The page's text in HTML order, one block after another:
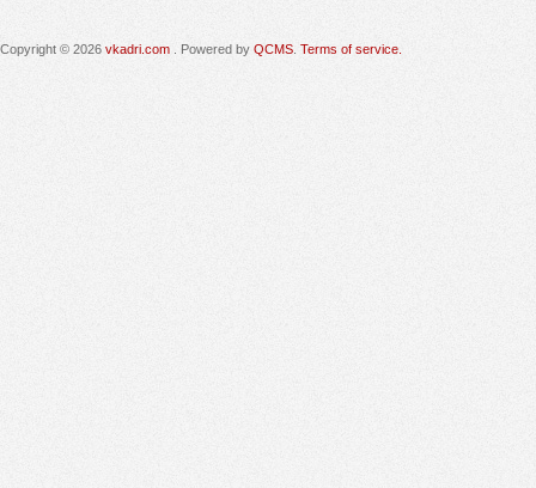
Copyright © 2026 vkadri.com . Powered by QCMS Terms of service.